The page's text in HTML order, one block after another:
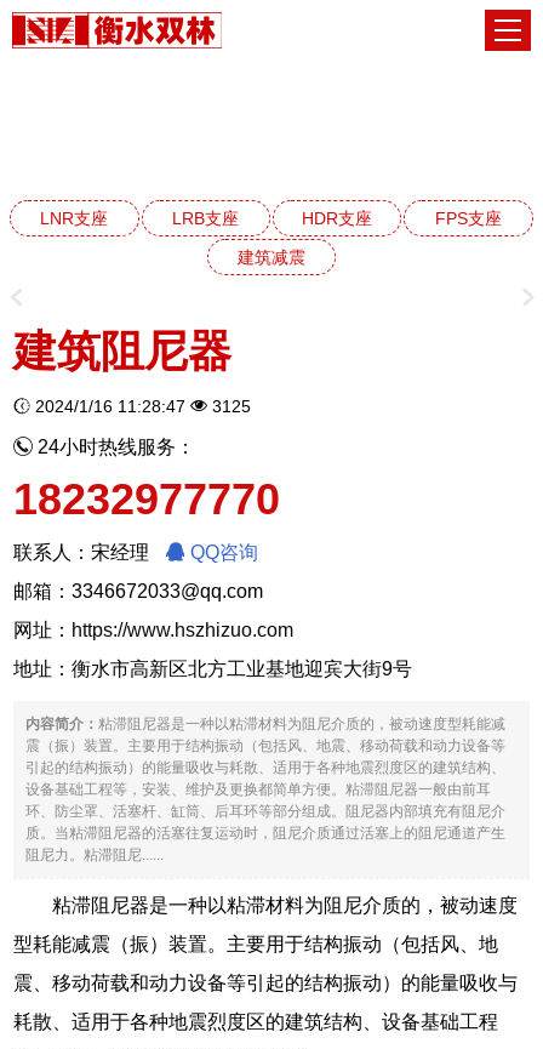
LNR支座 LRB支座 HDR支座
FPS支座
建筑减震
建筑阻尼器
2024/1/16 11:28:47 3125
24小时热线服务：
18232977770
联系人：宋经理
QQ咨询
邮箱：3346672033@qq.com
网址： https://www.hszhizuo.com
地址：衡水市高新区北方工业基地迎宾大街9号
内容简介： 粘滞阻尼器是一种以粘滞材料为阻尼介质的，被动速度型耗能减
震（振）装置。主要用于结构振动（包括风、地震、移动荷载和动力设备等
引起的结构振动）的能量吸收与耗散、适用于各种地震烈度区的建筑结构、
设备基础工程等，安装、维护及更换都简单方便。粘滞阻尼器一般由前耳
环、防尘罩、活塞杆、缸筒、后耳环等部分组成。阻尼器内部填充有阻尼介
质。当粘滞阻尼器的活塞往复运动时，阻尼介质通过活塞上的阻尼通道产生
阻尼力。粘滞阻尼......
粘滞阻尼器是一种以粘滞材料为阻尼介质的，被动速度
型耗能减震（振）装置。主要用于结构振动（包括风、地
震、移动荷载和动力设备等引起的结构振动）的能量吸收与
耗散、适用于各种地震烈度区的建筑结构、设备基础工程